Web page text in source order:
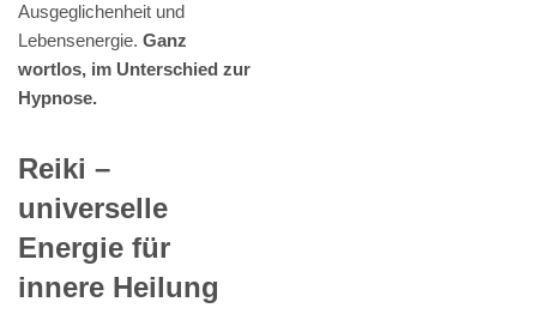
Ausgeglichenheit und
Lebensenergie. Ganz
wortlos, im Unterschied zur
Hypnose.
Reiki –
universelle
Energie für
innere Heilung